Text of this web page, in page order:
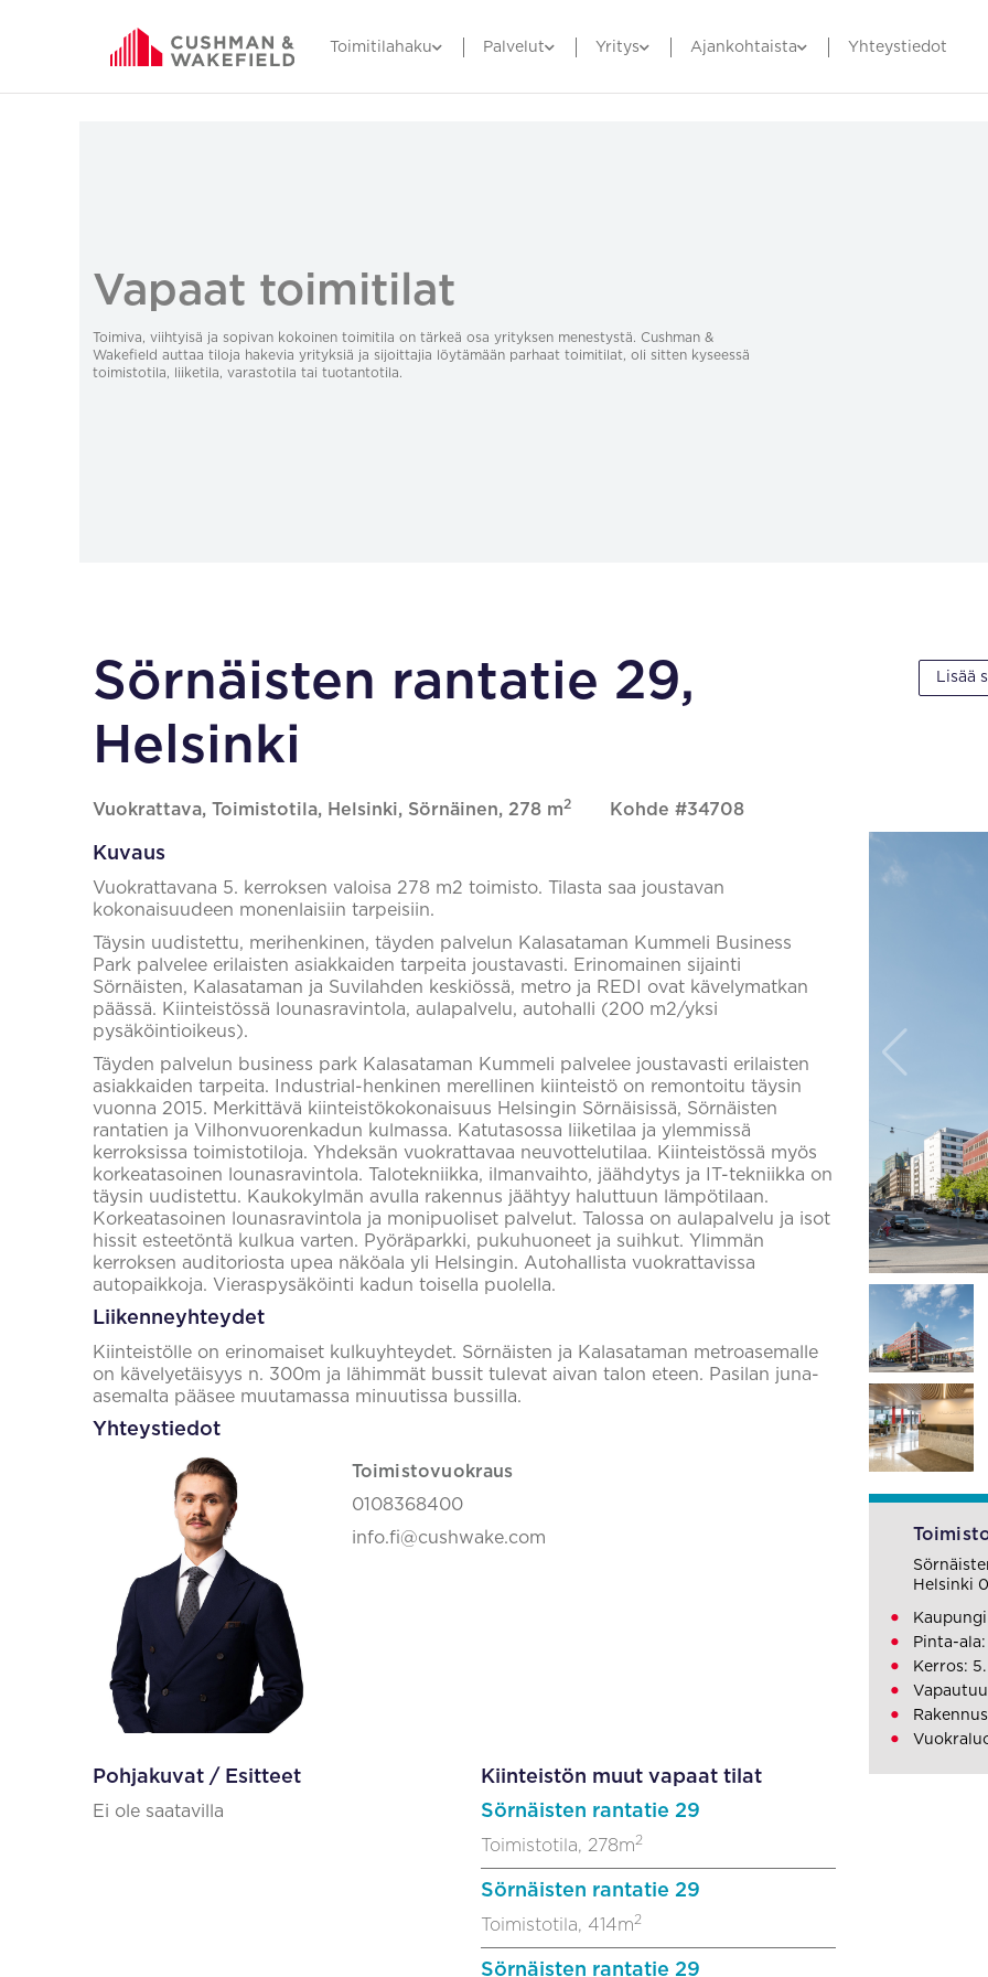
Toimitilahaku Palvelut Yritys Ajankohtaista Yhteystiedot
Vapaat toimitilat
Toimiva, viihtyisä ja sopivan kokoinen toimitila on tärkeä osa yrityksen menestystä. Cushman &
Wakefield auttaa tiloja hakevia yrityksiä ja sijoittajia löytämään parhaat toimitilat, oli sitten kyseessä
toimistotila, liiketila, varastotila tai tuotantotila.
Sörnäisten rantatie 29,
Helsinki
Vuokrattava, Toimistotila, Helsinki, Sörnäinen, 278 m2 Kohde #34708
Lisää
Kuvaus
Vuokrattavana 5. kerroksen valoisa 278 m2 toimisto. Tilasta saa joustavan
kokonaisuudeen monenlaisiin tarpeisiin.
Täysin uudistettu, merihenkinen, täyden palvelun Kalasataman Kummeli Business
Park palvelee erilaisten asiakkaiden tarpeita joustavasti. Erinomainen sijainti
Sörnäisten, Kalasataman ja Suvilahden keskiössä, metro ja REDI ovat kävelymatkan
päässä. Kiinteistössä lounasravintola, aulapalvelu, autohalli (200 m2/yksi
pysäköintioikeus).
Täyden palvelun business park Kalasataman Kummeli palvelee joustavasti erilaisten
asiakkaiden tarpeita. Industrial-henkinen merellinen kiinteistö on remontoitu täysin
vuonna 2015. Merkittävä kiinteistökokonaisuus Helsingin Sörnäisissä, Sörnäisten
rantatien ja Vilhonvuorenkadun kulmassa. Katutasossa liiketilaa ja ylemmissä
kerroksissa toimistotiloja. Yhdeksän vuokrattavaa neuvottelutilaa. Kiinteistössä myös
korkeatasoinen lounasravintola. Talotekniikka, ilmanvaihto, jäähdytys ja IT-tekniikka on
täysin uudistettu. Kaukokylmän avulla rakennus jäähtyy haluttuun lämpötilaan.
Korkeatasoinen lounasravintola ja monipuoliset palvelut. Talossa on aulapalvelu ja isot
hissit esteetöntä kulkua varten. Pyöräparkki, pukuhuoneet ja suihkut. Ylimmän
kerroksen auditoriosta upea näköala yli Helsingin. Autohallista vuokrattavissa
autopaikkoja. Vieraspysäköinti kadun toisella puolella.
Liikenneyhteydet
Kiinteistölle on erinomaiset kulkuyhteydet. Sörnäisten ja Kalasataman metroasemalle
on kävelyetäisyys n. 300m ja lähimmät bussit tulevat aivan talon eteen. Pasilan juna-
asemalta pääsee muutamassa minuutissa bussilla.
Yhteystiedot
Toimistovuokraus
0108368400
info.fi@cushwake.com
Pohjakuvat / Esitteet
Ei ole saatavilla
Kiinteistön muut vapaat tilat
Sörnäisten rantatie 29
Toimistotila, 278m2
Sörnäisten rantatie 29
Toimistotila, 414m2
Sörnäisten rantatie 29
Helsinki
Pinta-
Kerros: